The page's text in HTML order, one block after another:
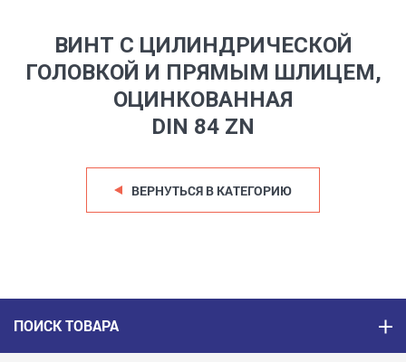
ВИНТ С ЦИЛИНДРИЧЕСКОЙ
ГОЛОВКОЙ И ПРЯМЫМ ШЛИЦЕМ,
ОЦИНКОВАННАЯ
DIN 84 ZN
ВЕРНУТЬСЯ В КАТЕГОРИЮ
ПОИСК ТОВАРА